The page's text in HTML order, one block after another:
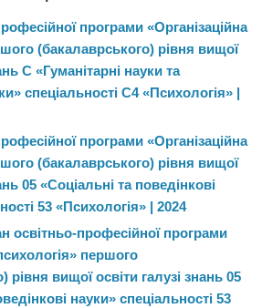
програми «Організаційна
(бакалаврського) рівня вищої
С «Гуманітарні науки та
спеціальності С4 «Психологія» |
програми «Організаційна
(бакалаврського) рівня вищої
05 «Соціальні та поведінкові
53 «Психологія» | 2024
освітньо-професійної програми
першого
рівня вищої освіти галузі знань 05
науки» спеціальності 53